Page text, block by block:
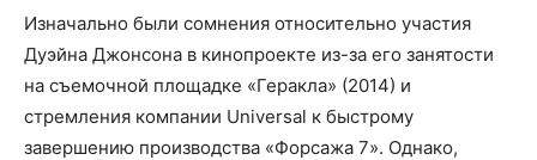
Изначально были сомнения относительно участия
Дуэйна Джонсона в кинопроекте из-за его занятости
на съемочной площадке «Геракла» (2014) и
стремления компании Universal к быстрому
завершению производства «Форсажа 7». Однако,